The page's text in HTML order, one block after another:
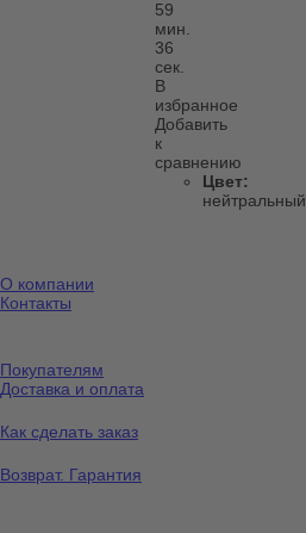
59
мин.
36
сек.
В
избранное
Добавить
к
сравнению
Цвет:
нейтральный
О компании
Контакты
Покупателям
Доставка и оплата
Как сделать заказ
Возврат. Гарантия